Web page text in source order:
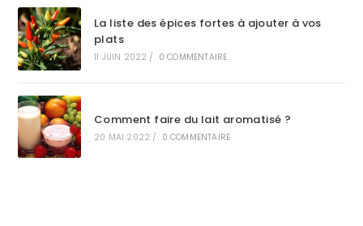
La liste des épices fortes à ajouter à vos
plats
11 JUIN 2022 / 0 COMMENTAIRE
Comment faire du lait aromatisé ?
20 MAI 2022 / 0 COMMENTAIRE